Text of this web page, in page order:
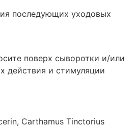
последующих уходовых
поверх сыворотки и/или
действия и стимуляции
Carthamus Tinctorius